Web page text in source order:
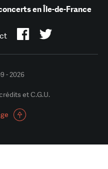
en Île-de-France
- 2026
et C.G.U.